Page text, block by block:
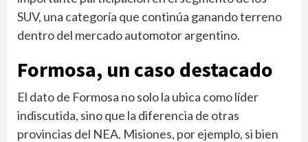
SUV, una categoría que continúa ganando terreno
dentro del mercado automotor argentino.
Formosa, un caso destacado
El dato de Formosa no solo la ubica como líder
indiscutida, sino que la diferencia de otras
provincias del NEA. Misiones, por ejemplo, si bien